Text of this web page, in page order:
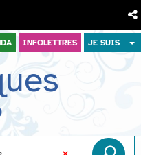
INFOLETTRES JE SUIS